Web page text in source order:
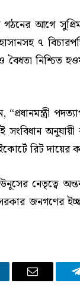
আগে
৭
নিশ্চিত
অনুযায়ী
রিট দায়ের
নেতৃত্বে
জনগণের
Email